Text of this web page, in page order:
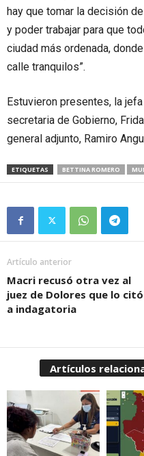
hay que tomar la decisión
y poder trabajar para que
ciudad más ordenada,
calle tranquilos”.
Estuvieron presentes, la
secretaria de Gobierno,
general adjunto, Ramiro
ETIQUETAS BETTINA ROMERO
Artículo anterior
Macri recusó otra vez al
juez de Dolores que lo citó
a indagatoria
Artículos